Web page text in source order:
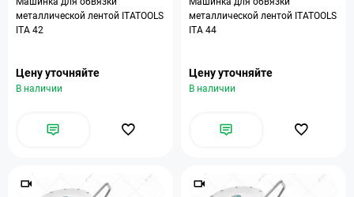
металлической лентой ITATOOLS
ITA 42
Цену уточняйте
В наличии
металлической лентой ITATOOLS
ITA 44
Цену уточняйте
В наличии